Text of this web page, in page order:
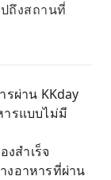
ถึงสถานที่
รผ่าน KKday
ารแบบไม่มี
งสำเร็จ
งอาหารที่ผ่าน